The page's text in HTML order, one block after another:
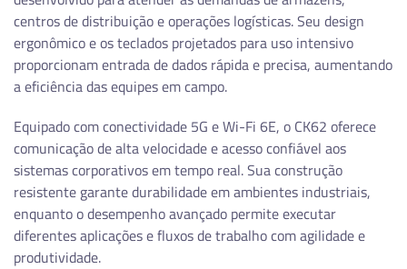
centros de distribuição e operações logísticas. Seu design
ergonômico e os teclados projetados para uso intensivo
proporcionam entrada de dados rápida e precisa, aumentando
a eficiência das equipes em campo.
Equipado com conectividade 5G e Wi-Fi 6E, o CK62 oferece
comunicação de alta velocidade e acesso confiável aos
sistemas corporativos em tempo real. Sua construção
resistente garante durabilidade em ambientes industriais,
enquanto o desempenho avançado permite executar
diferentes aplicações e fluxos de trabalho com agilidade e
produtividade.